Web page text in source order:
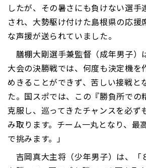
したが、その暑さにも負けない選手
され、大勢駆け付けた島根県の応援
な声援が送られていました。
膳棚大剛選手兼監督（成年男子）
大会の決勝戦では、何度も決定機を
めきることができず、苦しい接戦と
た。国スポでは、この『勝負所での
克服し、巡ってきたチャンスを必ず
み取ります。チーム一丸となり、最
で挑みます。」
吉岡真大主将（少年男子）は、「